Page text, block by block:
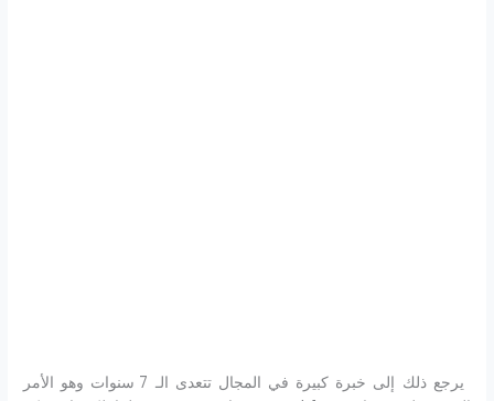
يرجع ذلك إلى خبرة كبيرة في المجال تتعدى الـ 7 سنوات وهو الأمر